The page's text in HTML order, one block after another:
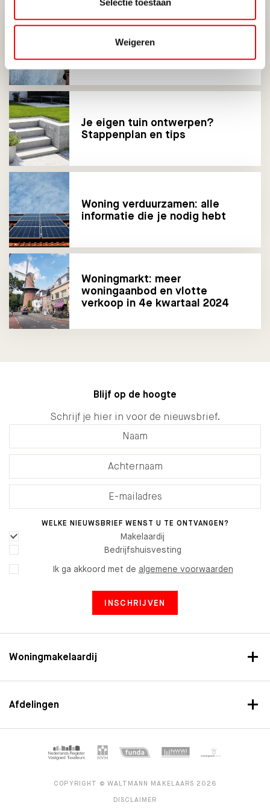
Selectie toestaan
Weigeren
Verhuizen of verbouwen? Hoe
Je eigen tuin ontwerpen?
Stappenplan en tips
Woning verduurzamen: alle
informatie die je nodig hebt
Woningmarkt: meer
woningaanbod en vlotte
verkoop in 4e kwartaal 2024
Woningmakelaardij
Afdelingen
Blijf op de hoogte
Schrijf je hier in voor de nieuwsbrief.
WELKE NIEUWSBRIEF WENST U TE ONTVANGEN?
Makelaardij
Bedrijfshuisvesting
Ik ga akkoord met de algemene voorwaarden
INSCHRIJVEN
COPYRIGHT © WALTMANN MAKELAARS 2026
DISCLAIMER